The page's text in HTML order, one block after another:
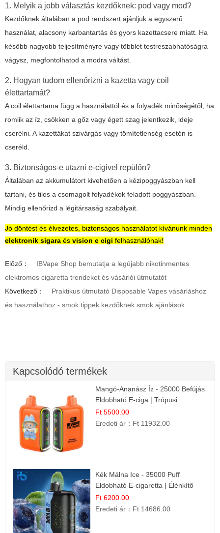
1. Melyik a jobb választás kezdőknek: pod vagy mod?
Kezdőknek általában a pod rendszert ajánljuk a egyszerű
használat, alacsony karbantartás és gyors kazettacsere miatt. Ha
később nagyobb teljesítményre vagy többlet testreszabhatóságra
vágysz, megfontolhatod a modra váltást.
2. Hogyan tudom ellenőrizni a kazetta vagy coil
élettartamát?
A coil élettartama függ a használattól és a folyadék minőségétől; ha
romlik az íz, csökken a gőz vagy égett szag jelentkezik, ideje
cserélni. A kazettákat szivárgás vagy tömítetlenség esetén is
cseréld.
3. Biztonságos-e utazni e-cigivel repülőn?
Általában az akkumulátort kivehetően a kézipoggyászban kell
tartani, és tilos a csomagolt folyadékok feladott poggyászban.
Mindig ellenőrizd a légitársaság szabályait.
Jó döntést és élvezetes, biztonságos használatot kívánunk minden
elektronik sigara és vision e cigi felhasználónak!
Előző：
IBVape Shop bemutatja a legújabb nikotinmentes
elektromos cigaretta trendeket és vásárlói útmutatót
Következő：
Praktikus útmutató Disposable Vapes vásárláshoz
és használathoz - smok tippek kezdőknek smok ajánlások
Kapcsolódó termékek
Mangó-Ananász Íz - 25000 Befújás
Eldobható E-ciga | Trópusi
Gyümölcs Élmény!
Ft 5500.00
Eredeti ár： Ft 11932.00
Kék Málna Ice - 35000 Puff
Eldobható E-cigaretta | Élénkítő
Gyümölcsös Frissesség!
Ft 6200.00
Eredeti ár： Ft 14686.00